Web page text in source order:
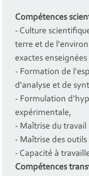
Compétences
- Culture
terre et de
exactes
- Formation de
d'analyse et de
- Formulation
expérimentale,
- Maîtrise du
- Maîtrise des
- Capacité à
Compétences